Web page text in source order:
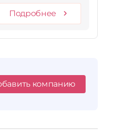
Подробнее
компанию